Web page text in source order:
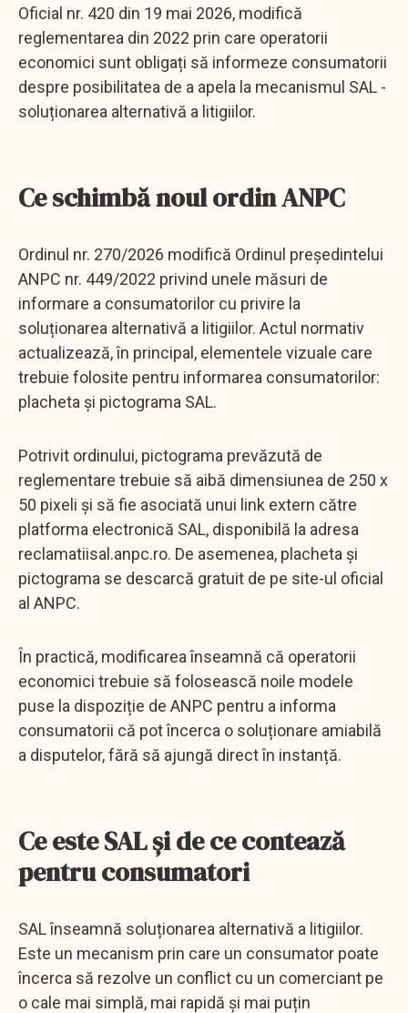
Oficial nr. 420 din 19 mai 2026, modifică
reglementarea din 2022 prin care operatorii
economici sunt obligați să informeze consumatorii
despre posibilitatea de a apela la mecanismul SAL -
soluționarea alternativă a litigiilor.
Ce schimbă noul ordin ANPC
Ordinul nr. 270/2026 modifică Ordinul președintelui
ANPC nr. 449/2022 privind unele măsuri de
informare a consumatorilor cu privire la
soluționarea alternativă a litigiilor. Actul normativ
actualizează, în principal, elementele vizuale care
trebuie folosite pentru informarea consumatorilor:
placheta și pictograma SAL.
Potrivit ordinului, pictograma prevăzută de
reglementare trebuie să aibă dimensiunea de 250 x
50 pixeli și să fie asociată unui link extern către
platforma electronică SAL, disponibilă la adresa
reclamatiisal.anpc.ro. De asemenea, placheta și
pictograma se descarcă gratuit de pe site-ul oficial
al ANPC.
În practică, modificarea înseamnă că operatorii
economici trebuie să folosească noile modele
puse la dispoziție de ANPC pentru a informa
consumatorii că pot încerca o soluționare amiabilă
a disputelor, fără să ajungă direct în instanță.
Ce este SAL și de ce contează
pentru consumatori
SAL înseamnă soluționarea alternativă a litigiilor.
Este un mecanism prin care un consumator poate
încerca să rezolve un conflict cu un comerciant pe
o cale mai simplă, mai rapidă și mai puțin